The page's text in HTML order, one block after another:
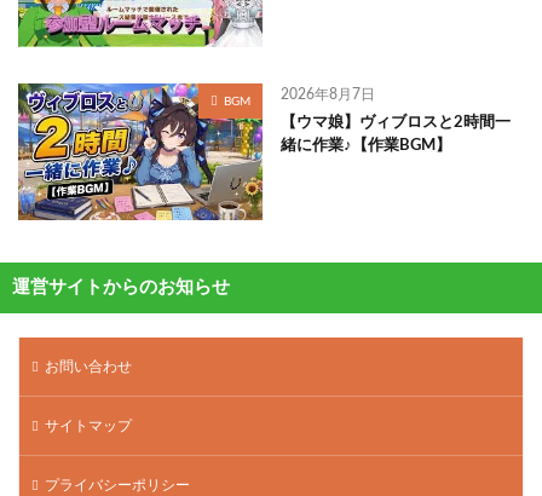
BGM 2026年8月7日
【ウマ娘】ヴィブロスと2時間一
緒に作業♪【作業BGM】
運営サイトからのお知らせ
お問い合わせ
サイトマップ
プライバシーポリシー